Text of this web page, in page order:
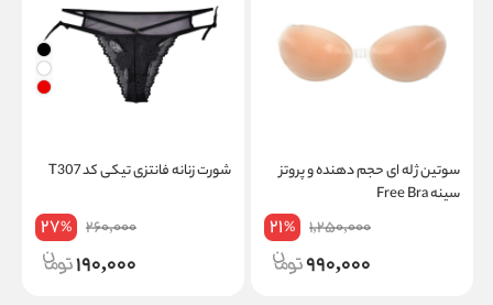
سوتین ژله ای حجم دهنده و پروتز
سینه Free Bra
1,250,000
21%
990,000
شورت زنانه فانتزی تیکی کد T307
260,000
27%
190,000